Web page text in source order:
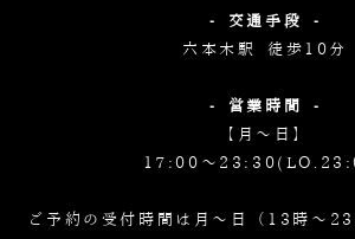
- 交通手段 -
六本木駅 徒歩10分
- 営業時間 -
【月～日】
17:00～
ご予約の受付時間は月～日（13時～23